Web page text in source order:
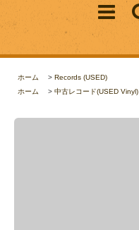
ホーム > Records (USED)
ホーム
> 中古レコード(USED Vinyl)